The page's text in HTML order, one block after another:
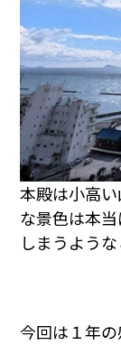
本殿は小高
な景色は本
しまうよう
今回は１年